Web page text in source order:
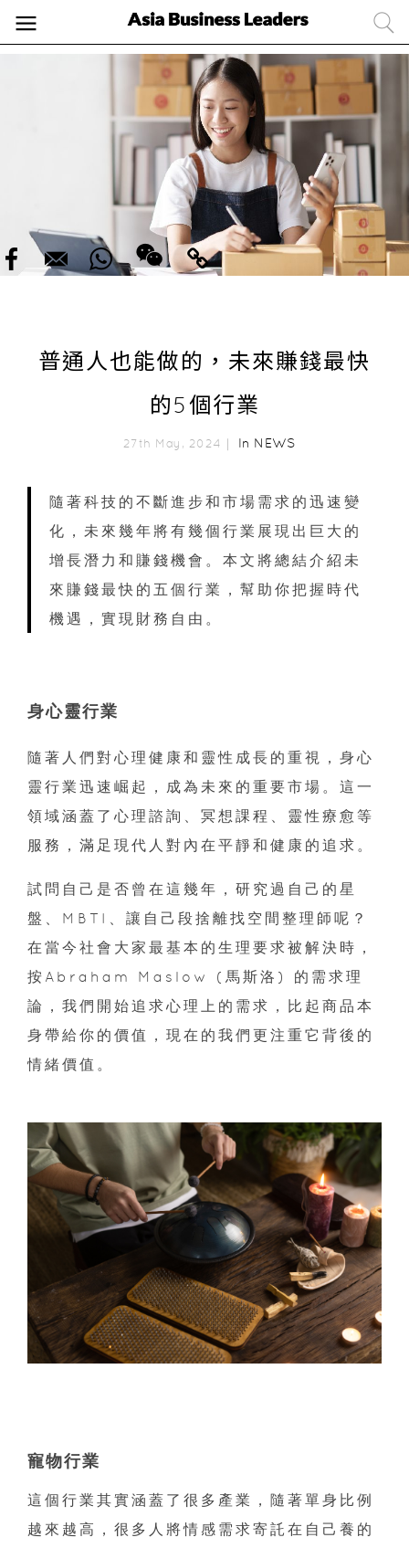
普通人也能做的，未來賺錢最快
的5個行業
27th May, 2024｜ In NEWS
隨著科技的不斷進步和市場需求的迅速變
化，未來幾年將有幾個行業展現出巨大的
增長潛力和賺錢機會。本文將總結介紹未
來賺錢最快的五個行業，幫助你把握時代
機遇，實現財務自由。
身心靈行業
隨著人們對心理健康和靈性成長的重視，身心
靈行業迅速崛起，成為未來的重要市場。這一
領域涵蓋了心理諮詢、冥想課程、靈性療愈等
服務，滿足現代人對內在平靜和健康的追求。
試問自己是否曾在這幾年，研究過自己的星
盤、MBTI、讓自己段捨離找空間整理師呢？
在當今社會大家最基本的生理要求被解決時，
按Abraham Maslow (馬斯洛) 的需求理
論，我們開始追求心理上的需求，比起商品本
身帶給你的價值，現在的我們更注重它背後的
情緒價值。
寵物行業
這個行業其實涵蓋了很多產業，隨著單身比例
越來越高，很多人將情感需求寄託在自己養的